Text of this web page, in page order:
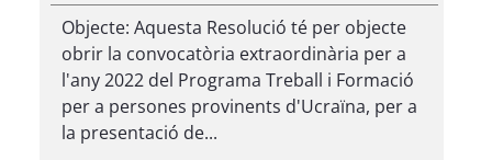
Objecte: Aquesta Resolució té per objecte
obrir la convocatòria extraordinària per a
l'any 2022 del Programa Treball i Formació
per a persones provinents d'Ucraïna, per a
la presentació de...